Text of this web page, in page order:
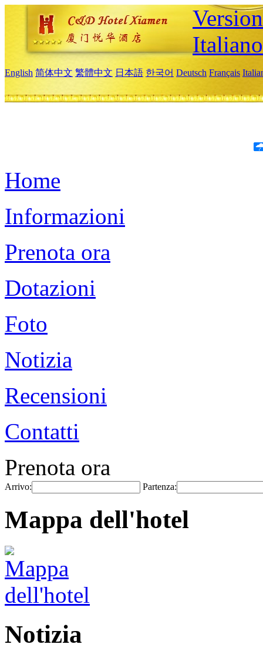
Italiano
English 简体中文 繁體中文 日本語 한국어 Deutsch Français
Home
Informazioni
Prenota ora
Dotazioni
Foto
Notizia
Recensioni
Contatti
Prenota ora
Arrivo: Partenza:
Mappa dell'hotel
Notizia